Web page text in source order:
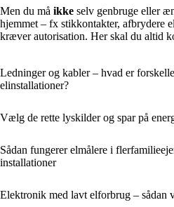
Men du må ikke selv genbruge eller
hjemmet – fx stikkontakter, afbrydere
kræver autorisation. Her skal du altid
Ledninger og kabler – hvad er
elinstallationer?
Vælg de rette lyskilder og spar på
Sådan fungerer elmålere i
installationer
Elektronik med lavt elforbrug – sådan